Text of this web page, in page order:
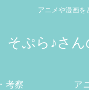
アニメや漫画を
そぷら♪さ
考察 ア